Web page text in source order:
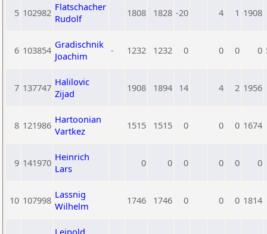
5 102982 Flatschacher
Rudolf
1808 1828 -20 4 1 1908
6 103854 Gradischnik
Joachim
- 1232 1232 0 0 0 0
7 137747 Halilovic
Zijad
1908 1894 14 4 2 1956
8 121986 Hartoonian
Vartkez
1515 1515 0 0 0 1674
9 141970 Heinrich
Lars
0 0 0 0 0 0
10 107998 Lassnig
Wilhelm
1746 1746 0 0 0 1814
Leipold